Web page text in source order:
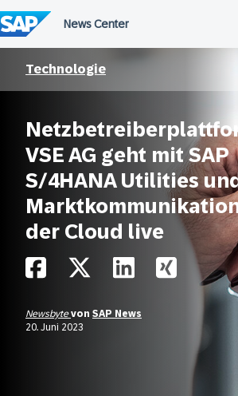
Technologie
VSE AG geht mit SAP
S/4HANA Utilities
der Cloud live
Newsbytevon SAP News
20. Juni 2023